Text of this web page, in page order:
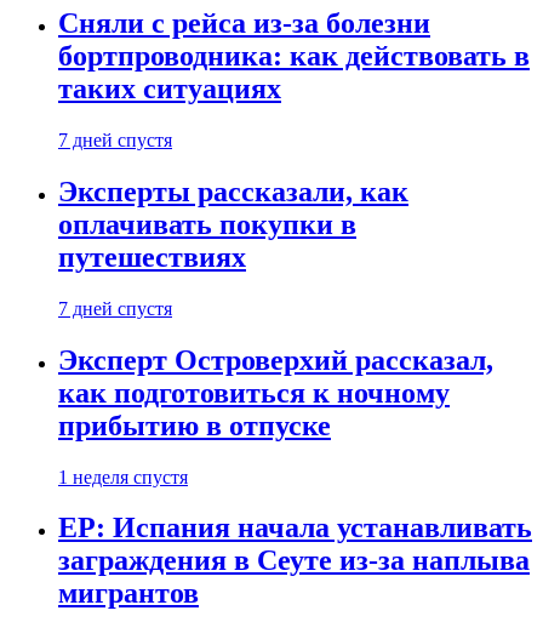
Сняли с рейса из-за болезни
бортпроводника: как действовать в
таких ситуациях
7 дней спустя
Эксперты рассказали, как
оплачивать покупки в
путешествиях
7 дней спустя
Эксперт Островерхий рассказал,
как подготовиться к ночному
прибытию в отпуске
1 неделя спустя
EP: Испания начала устанавливать
заграждения в Сеуте из-за наплыва
мигрантов